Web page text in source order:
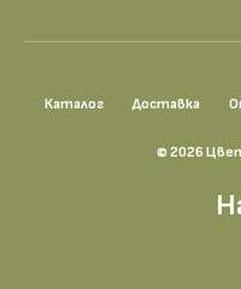
Каталог Доставка
© 2026